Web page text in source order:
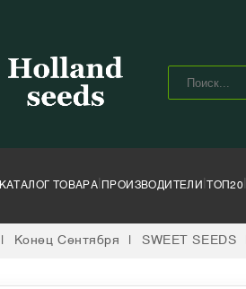
КАТАЛОГ ТОВАРА ПРОИЗВОДИТЕЛИ | ТОП20
Конец Сентября SWEET SEEDS